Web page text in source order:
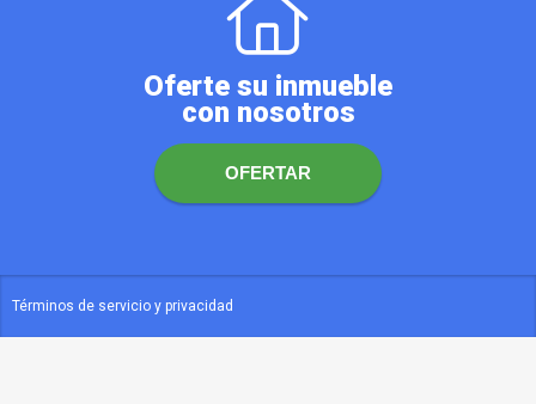
Oferte su inmueble
con nosotros
OFERTAR
Términos de servicio y privacidad